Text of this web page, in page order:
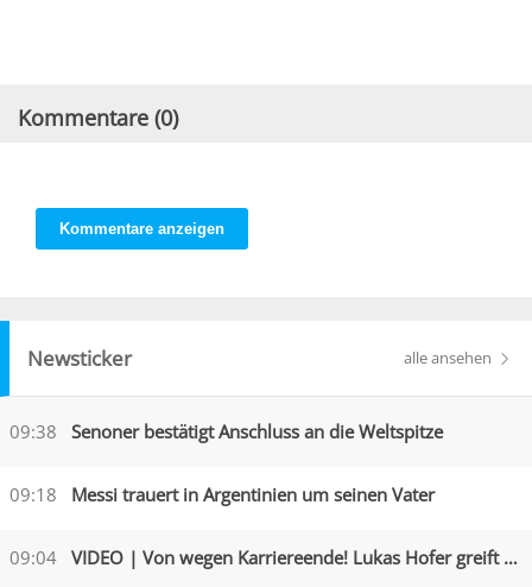
Kommentare (0)
Kommentare anzeigen
Newsticker alle ansehen
09:38 Senoner bestätigt Anschluss an die Weltspitze
09:18 Messi trauert in Argentinien um seinen Vater
09:04 VIDEO | Von wegen Karriereende! Lukas Hofer greift an